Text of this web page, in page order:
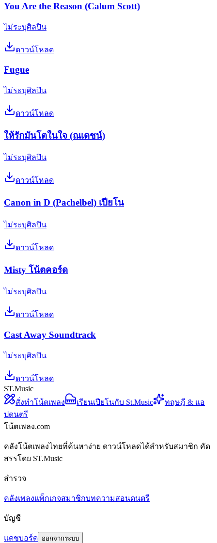
You Are the Reason (Calum Scott)
ไม่ระบุศิลปิน
ดาวน์โหลด
Fugue
ไม่ระบุศิลปิน
ดาวน์โหลด
ให้รักมันโตในใจ (ณเดชน์)
ไม่ระบุศิลปิน
ดาวน์โหลด
Canon in D (Pachelbel) เปียโน
ไม่ระบุศิลปิน
ดาวน์โหลด
Misty โน้ตคอร์ด
ไม่ระบุศิลปิน
ดาวน์โหลด
Cast Away Soundtrack
ไม่ระบุศิลปิน
ดาวน์โหลด
ST.Music
สั่งทำโน้ตเพลง
เรียนเปียโนกับ St.Music
ทฤษฎี & แอ
ปดนตรี
โน้ตเพลง.com
คลังโน้ตเพลงไทยที่ค้นหาง่าย ดาวน์โหลดได้สำหรับสมาชิก คัด
สรรโดย ST.Music
สำรวจ
คลังเพลงแพ็กเกจสมาชิกบทความสอนดนตรี
บัญชี
แดชบอร์ด ออกจากระบบ